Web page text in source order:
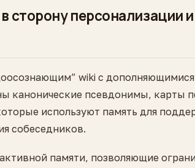
сторону персонализации
wiki с
канонические псевдонимы, карты
используют память для
собеседников.
памяти, позволяющие